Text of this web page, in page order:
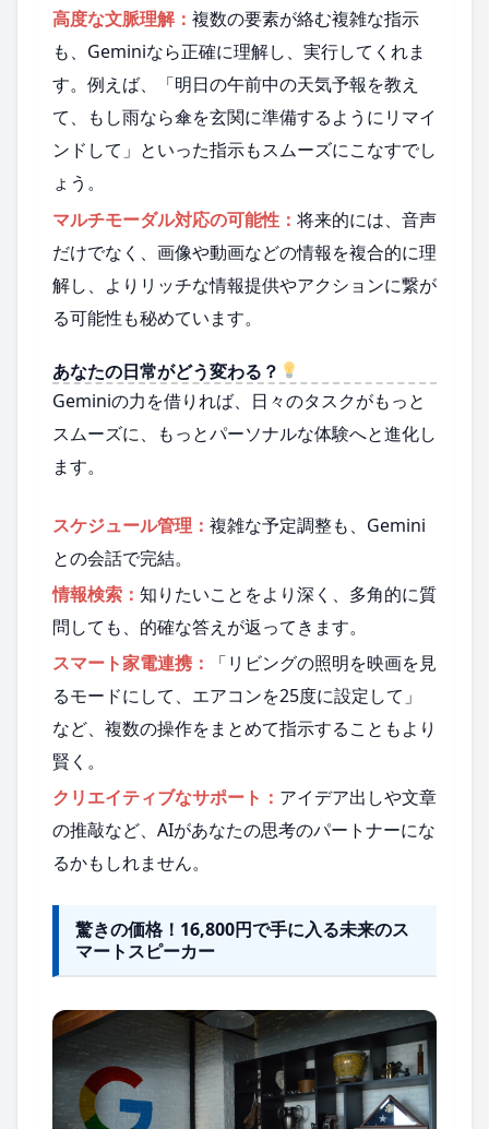
高度な文脈理解： 複数の要素が絡む複雑な指示
も、Geminiなら正確に理解し、実行してくれま
す。例えば、「明日の午前中の天気予報を教え
て、もし雨なら傘を玄関に準備するようにリマイ
ンドして」といった指示もスムーズにこなすでし
ょう。
マルチモーダル対応の可能性： 将来的には、音声
だけでなく、画像や動画などの情報を複合的に理
解し、よりリッチな情報提供やアクションに繋が
る可能性も秘めています。
あなたの日常がどう変わる？
Geminiの力を借りれば、日々のタスクがもっと
スムーズに、もっとパーソナルな体験へと進化し
ます。
スケジュール管理： 複雑な予定調整も、Gemini
との会話で完結。
情報検索： 知りたいことをより深く、多角的に質
問しても、的確な答えが返ってきます。
スマート家電連携：
「リビングの照明を映画を見
るモードにして、エアコンを25度に設定して」
など、複数の操作をまとめて指示することもより
賢く。
クリエイティブなサポート： アイデア出しや文章
の推敲など、AIがあなたの思考のパートナーにな
るかもしれません。
驚きの価格！16,800円で手に入る未来のス
マートスピーカー